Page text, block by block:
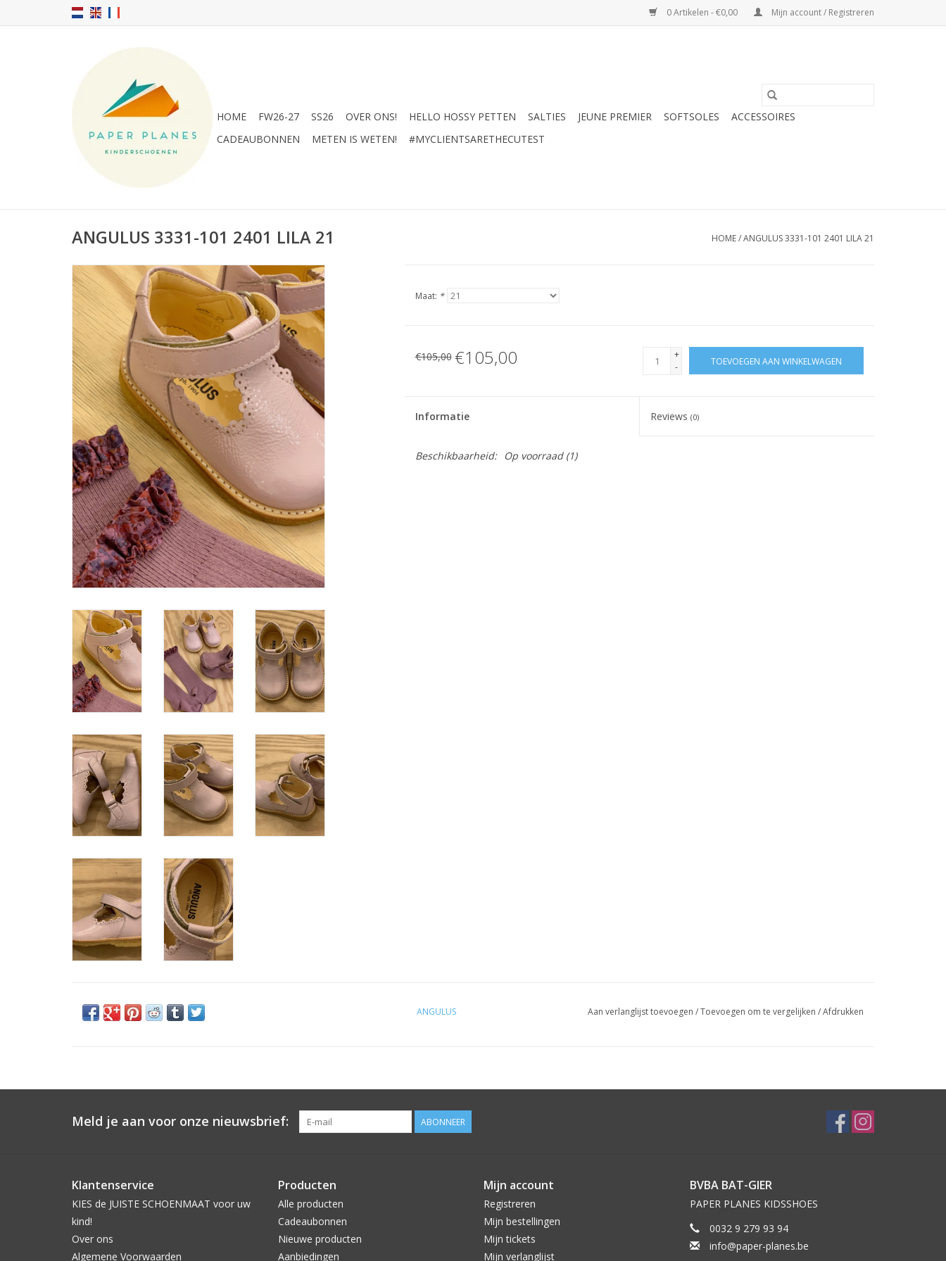
0 Artikelen - €0,00 Mijn account / Registreren
HOME FW26-27 SS26 OVER ONS! HELLO HOSSY PETTEN SALTIES JEUNE PREMIER SOFTSOLES
ACCESSOIRES
CADEAUBONNEN
METEN IS WETEN! #MYCLIENTSARETHECUTEST
ANGULUS 3331-101 2401 LILA 21 HOME/ANGULUS 3331-101 2401 LILA 21
Maat: *
€105,00 €105,00
+
-
TOEVOEGEN AAN WINKELWAGEN
Informatie Reviews(0)
Beschikbaarheid: Op voorraad(1)
ANGULUS Aan verlanglijst toevoegen /Toevoegen om te vergelijken /Afdrukken
Meld je aan voor onze nieuwsbrief: ABONNEER
Klantenservice
KIES de JUISTE SCHOENMAAT voor uw
kind!
Over ons
Algemene Voorwaarden
Producten
Alle producten
Cadeaubonnen
Nieuwe producten
Aanbiedingen
Mijn account
Registreren
Mijn bestellingen
Mijn tickets
Mijn verlanglijst
BVBA BAT-GIER
PAPER PLANES KIDSSHOES
0032 9 279 93 94
info@paper-planes.be